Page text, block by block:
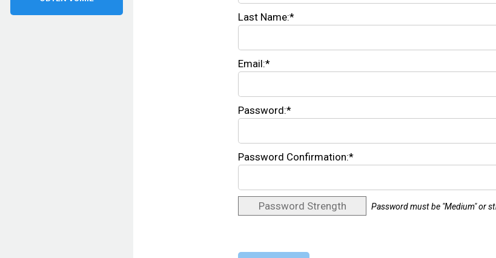
Last Name:*
Email:*
Password:*
Password Confirmation:*
Password Strength Password must be "Medium" or